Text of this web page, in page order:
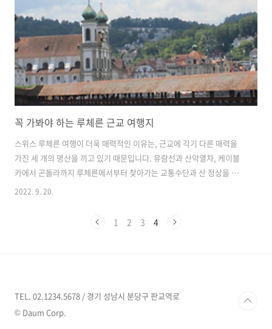
꼭 가봐야 하는 루체른 근교 여행지
스위스 루체른 여행이 더욱 매력적인 이유는, 근교에 각기 다른 매력을
가진 세 개의 명산을 끼고 있기 때문입니다. 유람선과 산악열차, 케이블
카에서 곤돌라까지 루체른에서부터 찾아가는 교통수단과 산 정상을 오
르는 방법이 다양하고 무엇보다도 가는 내내 아름다운 자연을 만끽할 수
수 있답니다. 험난한 산악 열차가 있는, 필라투스 산 (Mt. Pilatus) 평화
2022. 9. 20.
1 2 3 4
TEL. 02.1234.5678 / 경기 성남시 분당구 판교역로
© Daum Corp.